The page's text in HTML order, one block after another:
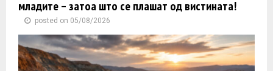
младите – затоа што се плашат од вистината!
posted on 05/08/2026